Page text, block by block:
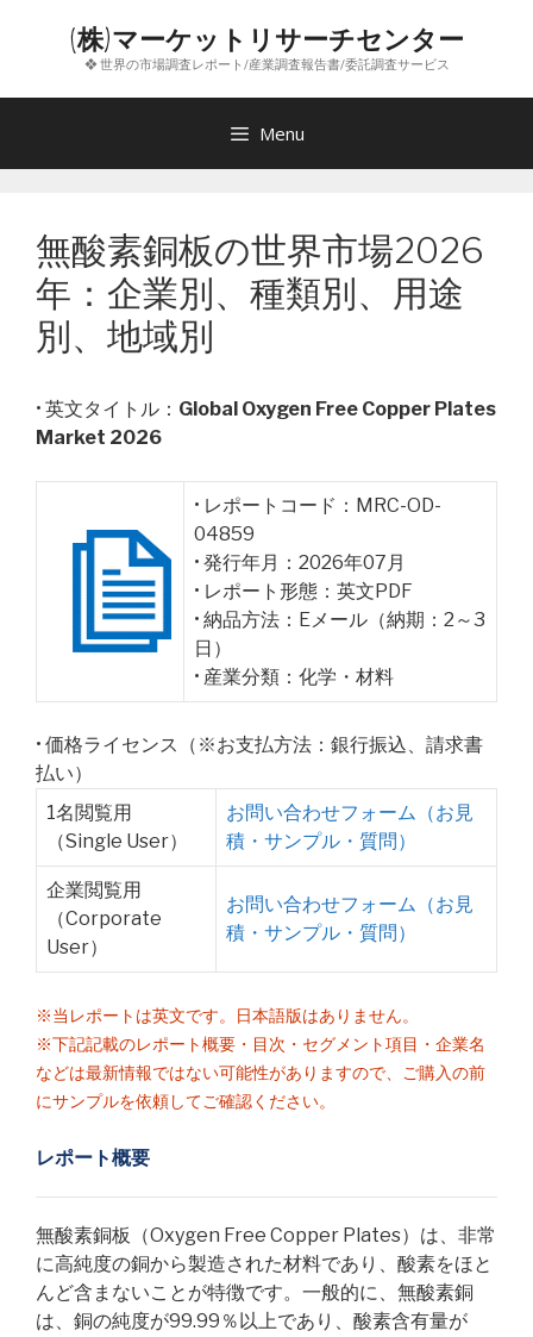
ン
(株)マーケットリサーチセンター
❖ 世界の市場調査レポート/産業調査報告書/委託調査サービス
Menu
無酸素銅板の世界市場2026
年：企業別、種類別、用途
別、地域別
• 英文タイトル： Global Oxygen Free Copper Plates
Market 2026
• レポートコード：MRC-OD-
04859
• 発行年月：2026年07月
• レポート形態：英文PDF
• 納品方法：Eメール（納期：2～3
日）
• 産業分類：化学・材料
• 価格ライセンス（※お支払方法：銀行振込、請求書
払い）
1名閲覧用
（Single User）
お問い合わせフォーム（お見
積・サンプル・質問）
企業閲覧用
（Corporate
User）
お問い合わせフォーム（お見
積・サンプル・質問）
※当レポートは英文です。日本語版はありません。
※下記記載のレポート概要・目次・セグメント項目・企業名
などは最新情報ではない可能性がありますので、ご購入の前
にサンプルを依頼してご確認ください。
レポート概要
無酸素銅板（Oxygen Free Copper Plates）は、非常
に高純度の銅から製造された材料であり、酸素をほと
んど含まないことが特徴です。一般的に、無酸素銅
は、銅の純度が99.99％以上であり、酸素含有量が